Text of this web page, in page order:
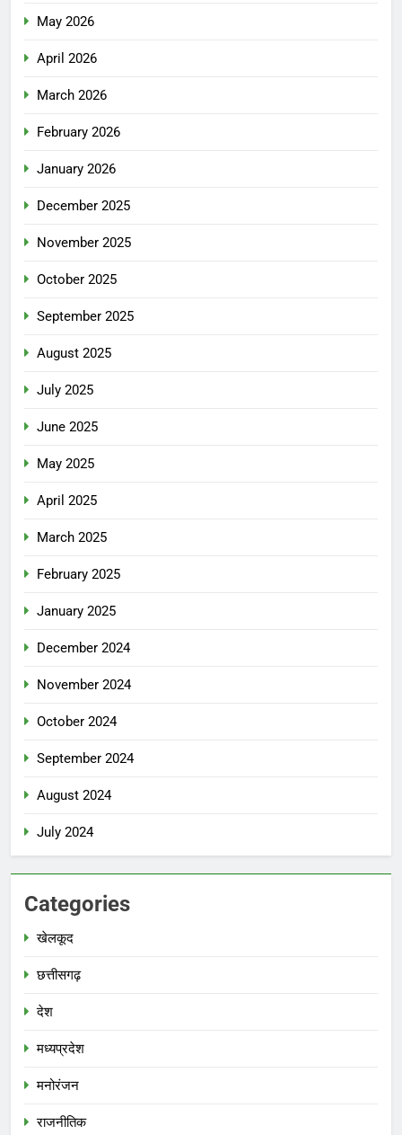
May 2026
April 2026
March 2026
February 2026
January 2026
December 2025
November 2025
October 2025
September 2025
August 2025
July 2025
June 2025
May 2025
April 2025
March 2025
February 2025
January 2025
December 2024
November 2024
October 2024
September 2024
August 2024
July 2024
Categories
खेलकूद
छत्तीसगढ़
देश
मध्‍यप्रदेश
मनोरंजन
राजनीतिक